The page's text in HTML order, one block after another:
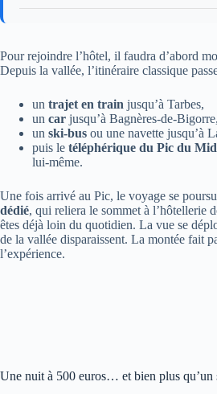
Pour rejoindre l’hôtel, il faudra d’abord
Depuis la vallée, l’itinéraire classique
un trajet en train jusqu’à Tarbes,
un car jusqu’à Bagnères-de-Bigorre,
un ski-bus ou une navette jusqu’à
puis le téléphérique du Pic du
lui-même.
Une fois arrivé au Pic, le voyage se
dédié, qui reliera le sommet à l’hôtellerie
êtes déjà loin du quotidien. La vue se
de la vallée disparaissent. La montée fait
l’expérience.
Une nuit à 500 euros… et bien plus qu’un